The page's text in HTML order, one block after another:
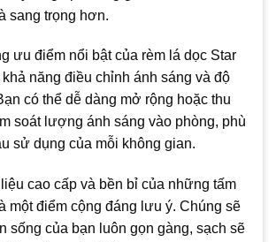
sang trọng hơn.
ưu điểm nổi bật của rèm lá dọc Star
năng điều chỉnh ánh sáng và độ
có thể dễ dàng mở rộng hoặc thu
soát lượng ánh sáng vào phòng, phù
sử dụng của mỗi không gian.
cao cấp và bền bỉ của những tấm
một điểm cộng đáng lưu ý. Chúng sẽ
sống của bạn luôn gọn gàng, sạch sẽ